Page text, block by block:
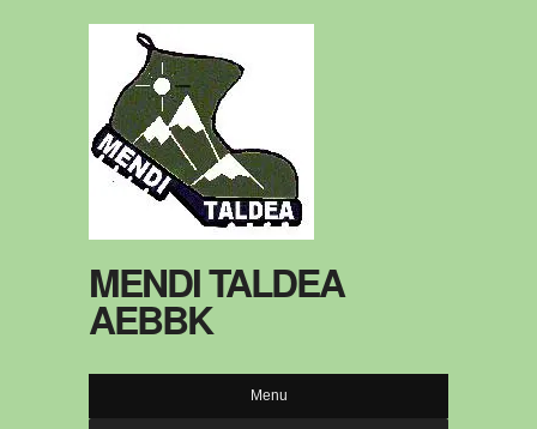
MENDI TALDEA
AEBBK
Menu